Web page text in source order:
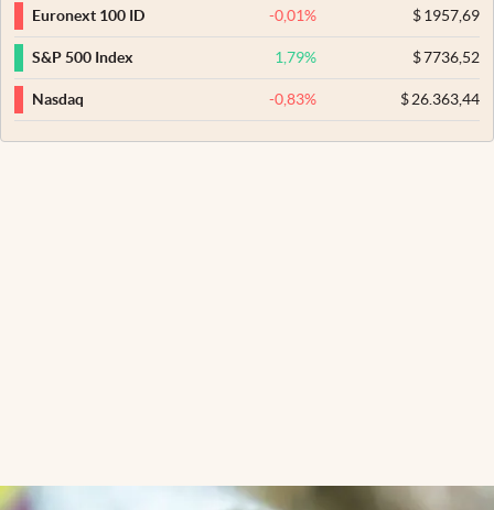
Euronext 100 ID -0,01% $1957,69
S&P 500 Index 1,79% $7736,52
Nasdaq -0,83% $26.363,44